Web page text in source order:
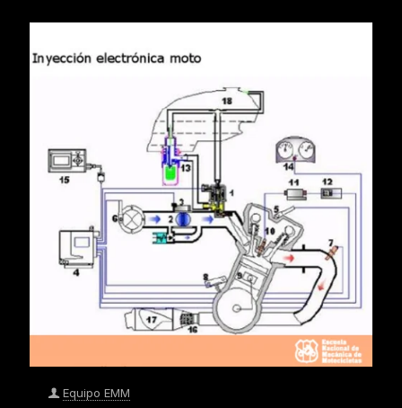
Equipo EMM